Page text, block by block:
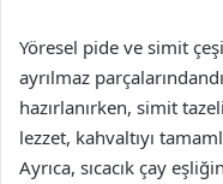
Yöresel pide ve simit
ayrılmaz
hazırlanırken, simit
lezzet, kahvaltıyı
Ayrıca, sıcacık çay